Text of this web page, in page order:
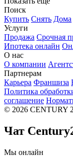
Поиск
Купить Снять Дома
Услуги
Продажа Срочная
Ипотека онлайн
О нас
О компании
Партнерам
Карьера Франшиза
Политика
соглашение
© 2026
Чат
Мы онлайн